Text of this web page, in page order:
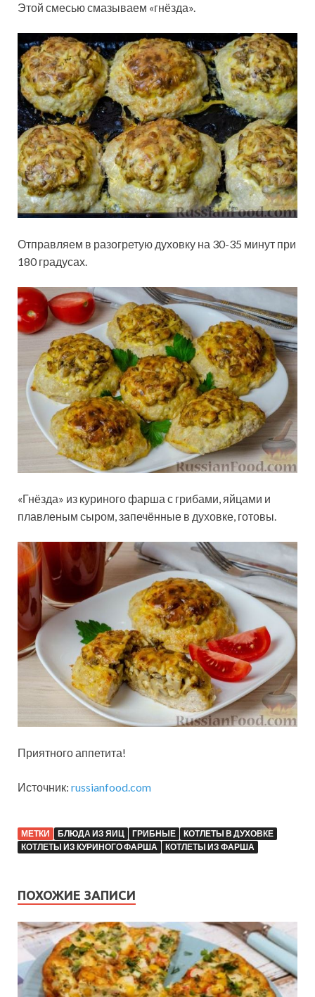
Этой смесью смазываем «гнёзда».
Отправляем в разогретую духовку на 30-35 минут при
180 градусах.
«Гнёзда» из куриного фарша с грибами, яйцами и
плавленым сыром, запечённые в духовке, готовы.
Приятного аппетита!
Источник: russianfood.com
МЕТКИ БЛЮДА ИЗ ЯИЦ ГРИБНЫЕ
КОТЛЕТЫ В ДУХОВКЕ
КОТЛЕТЫ ИЗ КУРИНОГО ФАРША
КОТЛЕТЫ ИЗ ФАРША
ПОХОЖИЕ ЗАПИСИ